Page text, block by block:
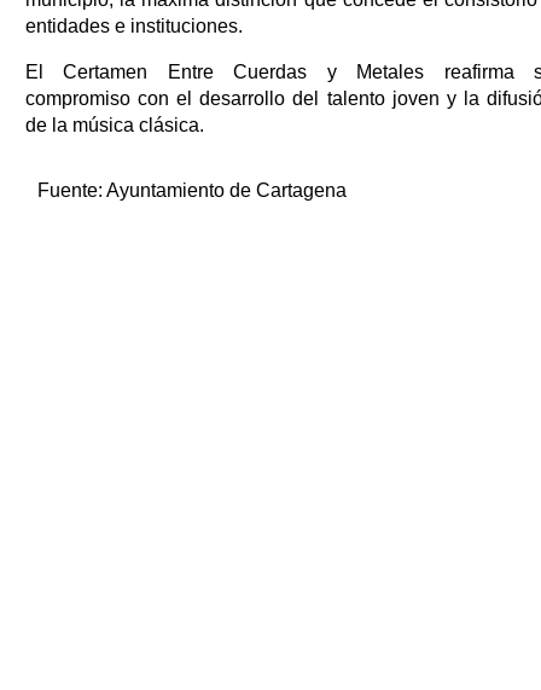
entidades e instituciones.
El Certamen Entre Cuerdas y Metales reafirma
compromiso con el desarrollo del talento joven y la
de la música clásica.
Fuente: Ayuntamiento de Cartagena